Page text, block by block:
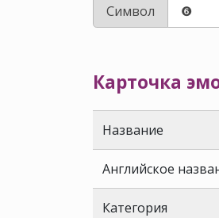
Символ
Карточка
Название
Английское
Категория